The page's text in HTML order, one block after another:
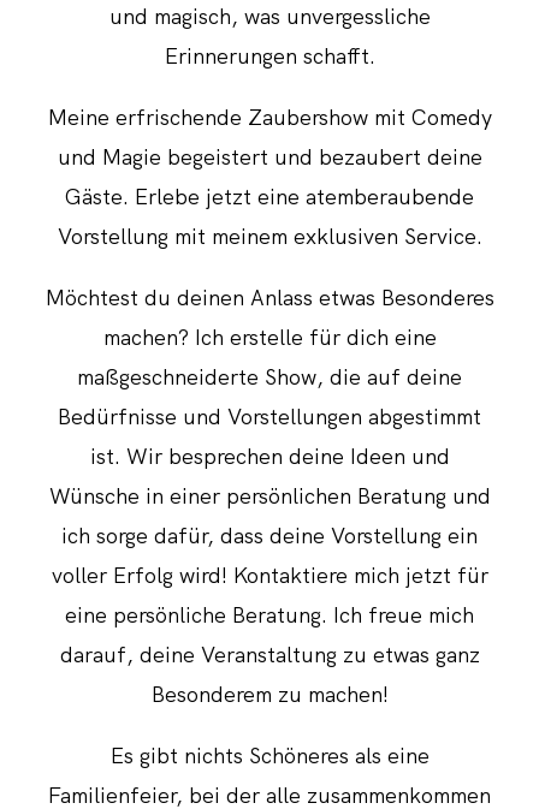
und magisch, was unvergessliche
Erinnerungen schafft.
Meine erfrischende Zaubershow mit Comedy
und Magie begeistert und bezaubert deine
Gäste. Erlebe jetzt eine atemberaubende
Vorstellung mit meinem exklusiven Service.
Möchtest du deinen Anlass etwas Besonderes
machen? Ich erstelle für dich eine
maßgeschneiderte Show, die auf deine
Bedürfnisse und Vorstellungen abgestimmt
ist. Wir besprechen deine Ideen und
Wünsche in einer persönlichen Beratung und
ich sorge dafür, dass deine Vorstellung ein
voller Erfolg wird! Kontaktiere mich jetzt für
eine persönliche Beratung. Ich freue mich
darauf, deine Veranstaltung zu etwas ganz
Besonderem zu machen!
Es gibt nichts Schöneres als eine
Familienfeier, bei der alle zusammenkommen